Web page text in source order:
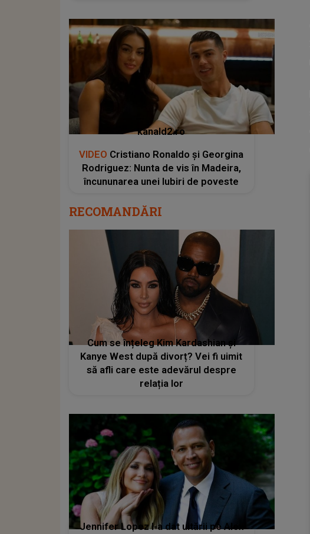
kanald2.ro
VIDEO Cristiano Ronaldo și Georgina
Rodriguez: Nunta de vis în Madeira,
încununarea unei Iubiri de poveste
RECOMANDĂRI
Cum se înțeleg Kim Kardashian și
Kanye West după divorț? Vei fi uimit
să afli care este adevărul despre
relația lor
Jennifer Lopez l-a dat uitării pe Alex